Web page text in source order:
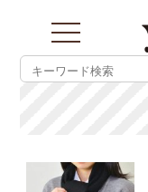
toggle
navigation